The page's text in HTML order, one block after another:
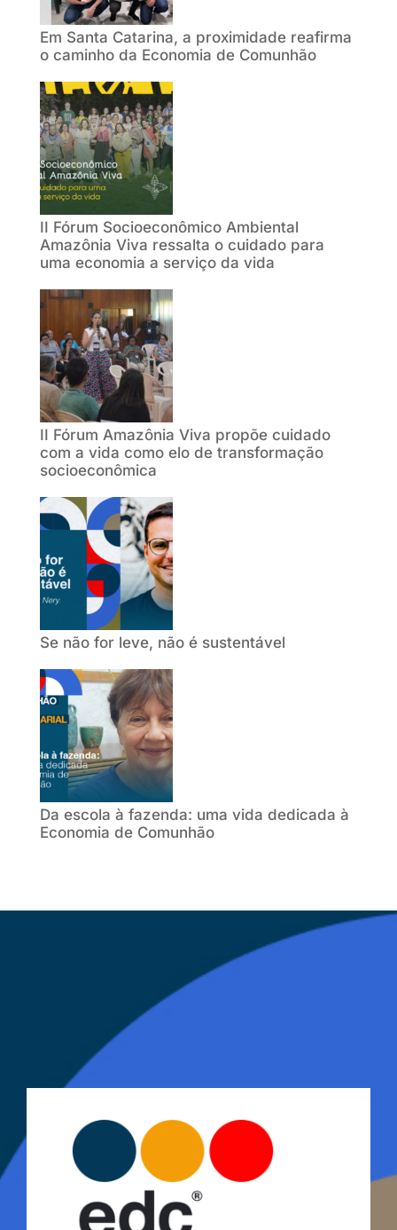
Em Santa Catarina, a proximidade reafirma
o caminho da Economia de Comunhão
II Fórum Socioeconômico Ambiental
Amazônia Viva ressalta o cuidado para
uma economia a serviço da vida
II Fórum Amazônia Viva propõe cuidado
com a vida como elo de transformação
socioeconômica
Se não for leve, não é sustentável
Da escola à fazenda: uma vida dedicada à
Economia de Comunhão